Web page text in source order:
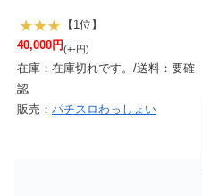
【1位】
40,000円(+-円)
在庫：在庫切れです。/送料：要確
認
販売： パチスロわっしょい